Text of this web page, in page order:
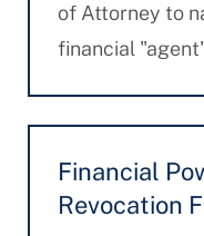
of Attorney to
financial
Financial
Revocation